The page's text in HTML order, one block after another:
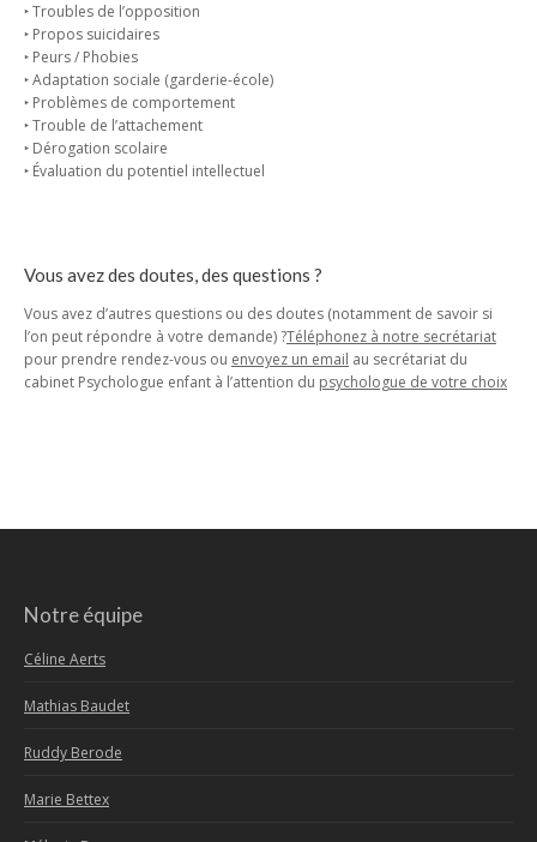
‣ Troubles de l’opposition
‣ Propos suicidaires
‣ Peurs / Phobies
‣ Adaptation sociale (garderie-école)
‣ Problèmes de comportement
‣ Trouble de l’attachement
‣ Dérogation scolaire
‣ Évaluation du potentiel intellectuel
Vous avez des doutes, des questions ?
Vous avez d’autres questions ou des doutes (notamment de savoir si
l’on peut répondre à votre demande) ?Téléphonez à notre secrétariat
pour prendre rendez-vous ou envoyez un email au secrétariat du
cabinet Psychologue enfant à l’attention du psychologue de votre choix
Notre équipe
Céline Aerts
Mathias Baudet
Ruddy Berode
Marie Bettex